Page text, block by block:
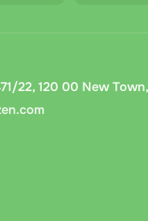
22, 120 00 New